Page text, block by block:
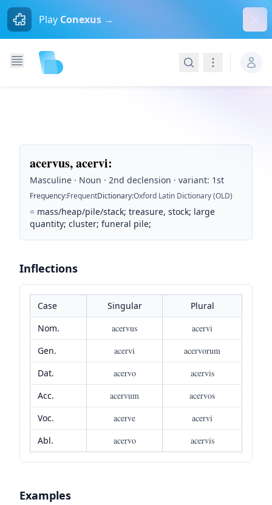
Play Conexus →
SearchNavigation
acervus, acervi:
Masculine · Noun · 2nd declension · variant: 1st
Frequency:FrequentDictionary:Oxford Latin Dictionary (OLD)
= mass/heap/pile/stack; treasure, stock; large
quantity; cluster; funeral pile;
Inflections
Case Singular
Plural
Nom.
acervus
acervi
Gen.
acervi
acervorum
Dat.
acervo
acervis
Acc.
acervum
acervos
Voc.
acerve
acervi
Abl.
acervo acervis
Examples